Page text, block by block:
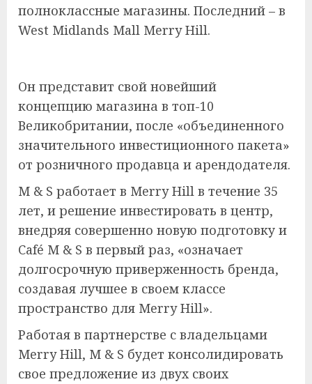
полноклассные магазины. Последний – в
West Midlands Mall Merry Hill.
Он представит свой новейший
концепцию магазина в топ-10
Великобритании, после «объединенного
значительного инвестиционного пакета»
от розничного продавца и арендодателя.
M & S работает в Merry Hill в течение 35
лет, и решение инвестировать в центр,
внедряя совершенно новую подготовку и
Café M & S в первый раз, «означает
долгосрочную приверженность бренда,
создавая лучшее в своем классе
пространство для Merry Hill».
Работая в партнерстве с владельцами
Merry Hill, M & S будет консолидировать
свое предложение из двух своих